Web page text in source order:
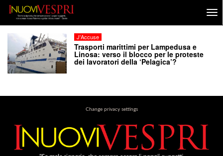
J'Accuse
Trasporti marittimi per Lampedusa e
Linosa: verso il blocco per le proteste
dei lavoratori della ‘Pelagica’?
Change privacy settings